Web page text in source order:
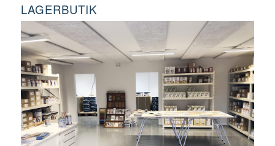
LAGERBUTIK